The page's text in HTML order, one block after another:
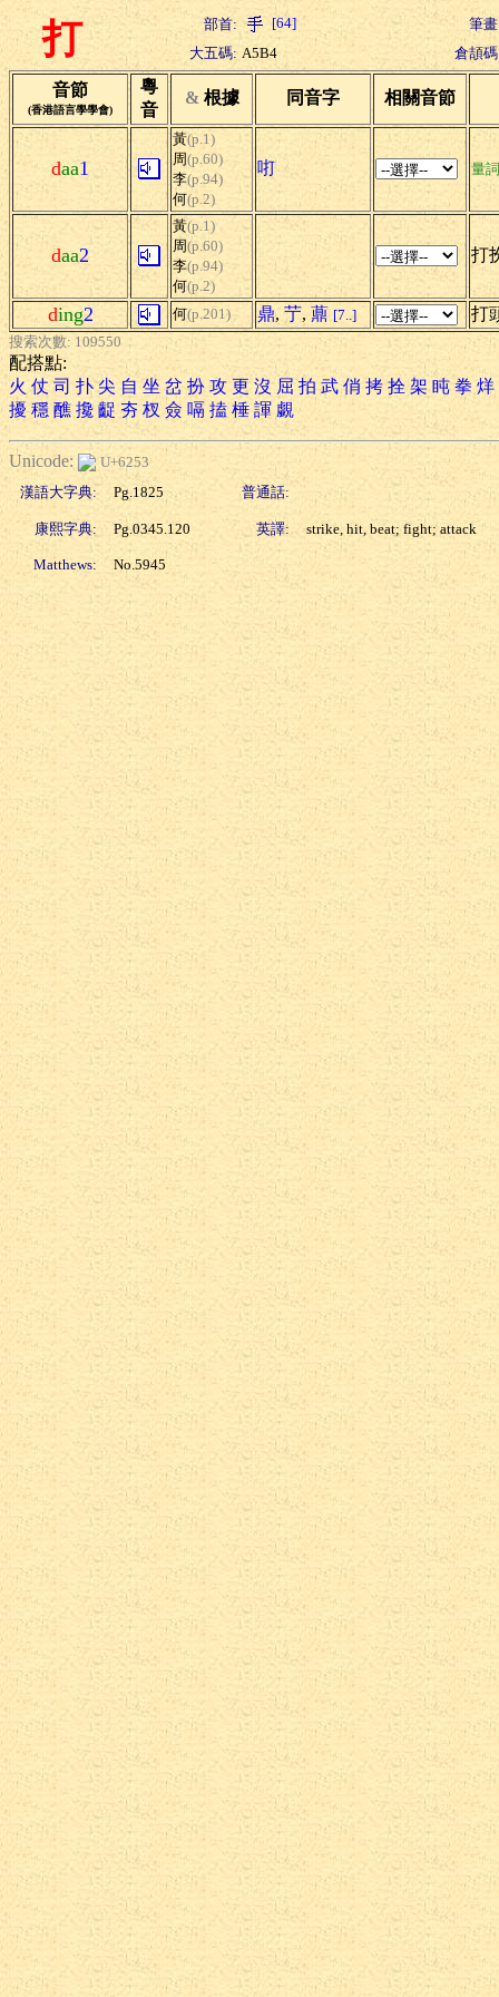
打 部首: [64]
筆
大五碼: A5B4 倉頡
音節
(香港語言學學會)
粵
音
& 根據 同音字 相關音節
daa1
黃(p.1)
周(p.60)
李(p.94)
何(p.2)
咑 量詞
daa2
黃(p.1)
周(p.60)
李(p.94)
何(p.2)
打
ding2 何(p.201) 鼎, 艼, 薡 [7..] 打
搜索次數: 109550
配搭點:
火 仗 司 扑 尖 自 坐 岔 扮 攻 更 沒 屈 拍 武 俏 拷 拴 架 盹 拳 烊
擾 穩 醮 攙 齪 夯 杈 僉 嗝 搕 棰 諢 覷
Unicode:
U+6253
漢語大字典:
Pg.1825 普通話:
康熙字典: Pg.0345.120 英譯: strike, hit, beat; fight; attack
Matthews: No.5945